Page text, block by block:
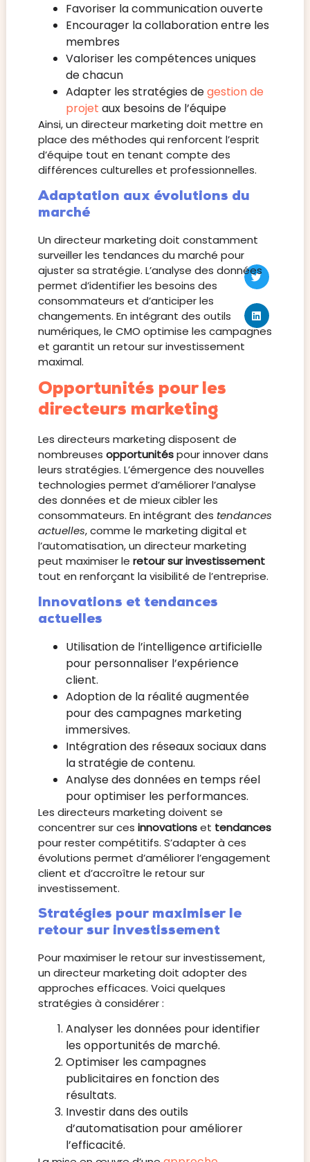
Favoriser la communication ouverte
Encourager la collaboration entre les
membres
Valoriser les compétences uniques
de chacun
Adapter les stratégies degestion de
projet aux besoins de l’équipe
Ainsi, un directeur marketing doit mettre en
place des méthodes qui renforcent l’esprit
d’équipe tout en tenant compte des
différences culturelles et professionnelles.
Adaptation aux évolutions du
marché
Un directeur marketing doit constamment
surveiller les tendances du marché pour
ajuster sa stratégie. L’analyse des données
permet d’identifier les besoins des
consommateurs et d’anticiper les
changements. En intégrant des outils
numériques, le CMO optimise les campagnes
et garantit un retour sur investissement
maximal.
Opportunités pour les
directeurs marketing
Les directeurs marketing disposent de
nombreuses opportunitéspour innover dans
leurs stratégies. L’émergence des nouvelles
technologies permet d’améliorer l’analyse
des données et de mieux cibler les
consommateurs. En intégrant des tendances
actuelles, comme le marketing digital et
l’automatisation, un directeur marketing
peut maximiser le retour sur investissement
tout en renforçant la visibilité de l’entreprise.
Innovations et tendances
actuelles
Utilisation de l’intelligence artificielle
pour personnaliser l’expérience
client.
Adoption de la réalité augmentée
pour des campagnes marketing
immersives.
Intégration des réseaux sociaux dans
la stratégie de contenu.
Analyse des données en temps réel
pour optimiser les performances.
Les directeurs marketing doivent se
concentrer sur ces innovationset tendances
pour rester compétitifs. S’adapter à ces
évolutions permet d’améliorer l’engagement
client et d’accroître le retour sur
investissement.
Stratégies pour maximiser le
retour sur investissement
Pour maximiser le retour sur investissement,
un directeur marketing doit adopter des
approches efficaces. Voici quelques
stratégies à considérer :
Analyser les données pour identifier
les opportunités de marché.
Optimiser les campagnes
publicitaires en fonction des
résultats.
Investir dans des outils
d’automatisation pour améliorer
l’efficacité.